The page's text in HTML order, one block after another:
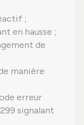
;
en hausse ;
de
manière
erreur
signalant